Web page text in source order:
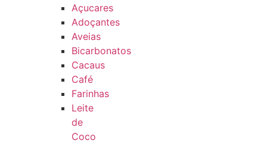
Açucares
Adoçantes
Aveias
Bicarbonatos
Cacaus
Café
Farinhas
Leite
de
Coco